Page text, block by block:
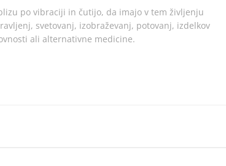
po vibraciji in čutijo, da imajo v tem življenju
svetovanj, izobraževanj, potovanj, izdelkov
ali alternativne medicine.